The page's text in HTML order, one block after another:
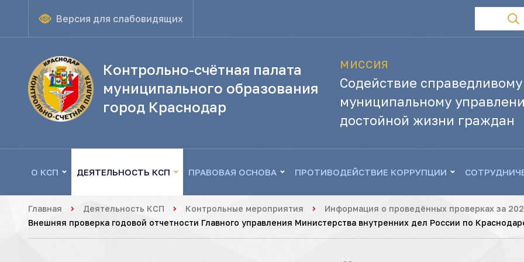
Версия для слабовидящих
Контрольно-счётная палата
муниципального образования
город Краснодар
МИССИЯ
Содействие
муниципальному
достойной жизни граждан
О КСП ДЕЯТЕЛЬНОСТЬ КСП ПРАВОВАЯ ОСНОВА ПРОТИВОДЕЙСТВИЕ КОРРУПЦИИ
Главная Деятельность КСП Контрольные мероприятия
Информация о проведённых проверках за
Внешняя проверка годовой отчетности Главного управления Министерства внутренних дел России по